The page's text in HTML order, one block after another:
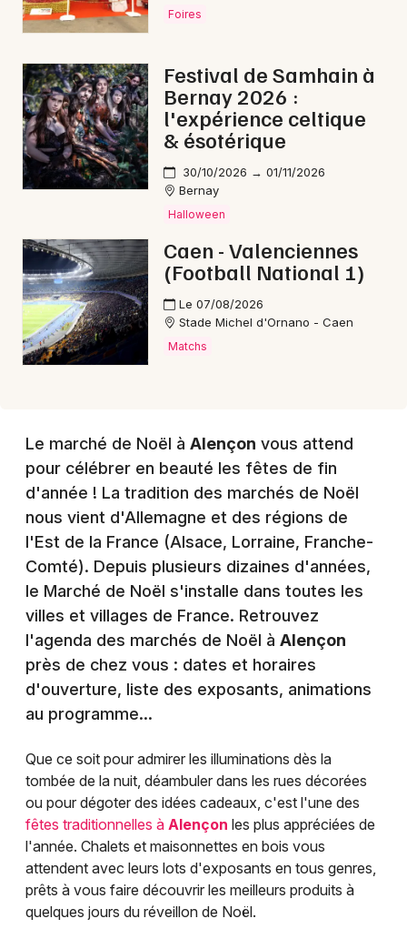
Choisir mes départements
Mon email
Je m'abonne
Foires
Festival de Samhain à
Bernay 2026 :
l'expérience celtique
& ésotérique
30/10/2026 → 01/11/2026
Bernay
Halloween
Caen - Valenciennes
(Football National 1)
Le 07/08/2026
Stade Michel d'Ornano - Caen
Matchs
Le marché de Noël à Alençon vous attend
pour célébrer en beauté les fêtes de fin
d'année ! La tradition des marchés de Noël
nous vient d'Allemagne et des régions de
l'Est de la France (Alsace, Lorraine, Franche-
Comté). Depuis plusieurs dizaines d'années,
le Marché de Noël s'installe dans toutes les
villes et villages de France. Retrouvez
l'agenda des marchés de Noël à Alençon
près de chez vous : dates et horaires
d'ouverture, liste des exposants, animations
au programme...
Que ce soit pour admirer les illuminations dès la
tombée de la nuit, déambuler dans les rues décorées
ou pour dégoter des idées cadeaux, c'est l'une des
fêtes traditionnelles à Alençon les plus appréciées de
l'année. Chalets et maisonnettes en bois vous
attendent avec leurs lots d'exposants en tous genres,
prêts à vous faire découvrir les meilleurs produits à
quelques jours du réveillon de Noël.